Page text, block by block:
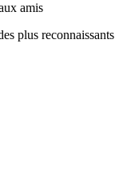
amis
plus reconnaissants